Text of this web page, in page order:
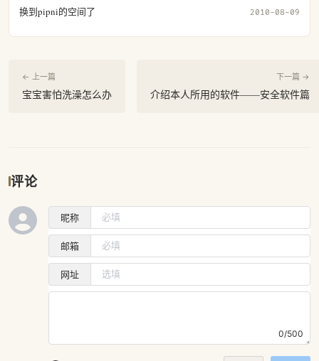
换到pipni的空间了 2010-08-09
← 上一篇
宝宝害怕洗澡怎么办
下一篇 →
介绍本人所用的软件——安全软件篇
评论
昵称
邮箱
网址
0/500